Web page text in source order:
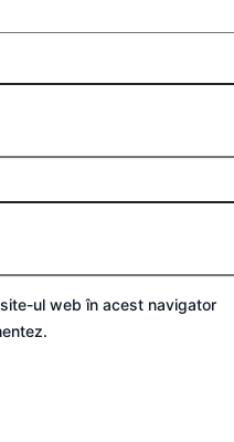
ul web în acest navigator